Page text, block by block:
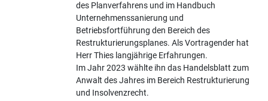
des Planverfahrens und im Handbuch
Unternehmenssanierung und
Betriebsfortführung den Bereich des
Restrukturierungsplanes. Als Vortragender hat
Herr Thies langjährige Erfahrungen.
Im Jahr 2023 wählte ihn das Handelsblatt zum
Anwalt des Jahres im Bereich Restrukturierung
und Insolvenzrecht.